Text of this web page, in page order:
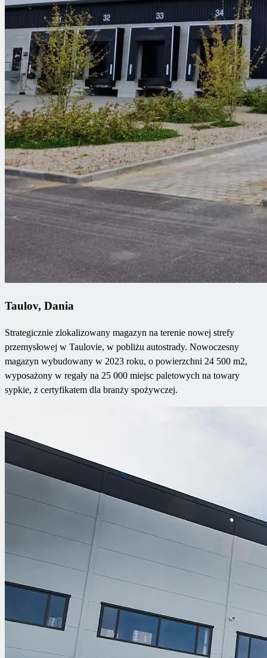
Taulov, Dania
Strategicznie zlokalizowany magazyn na terenie nowej strefy
przemysłowej w Taulovie, w pobliżu autostrady. Nowoczesny
magazyn wybudowany w 2023 roku, o powierzchni 24 500 m2,
wyposażony w regały na 25 000 miejsc paletowych na towary
sypkie, z certyfikatem dla branży spożywczej.